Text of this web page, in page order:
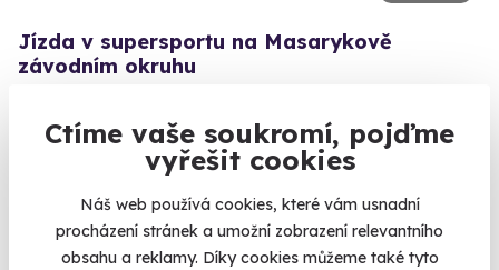
Ctíme vaše soukromí, pojďme
vyřešit cookies
Náš web používá cookies, které vám usnadní
procházení stránek a umožní zobrazení relevantního
obsahu a reklamy. Díky cookies můžeme také tyto
Jízda v supersportu na Masarykově
závodním okruhu
Brno (Brno-město)
1 990 Kč